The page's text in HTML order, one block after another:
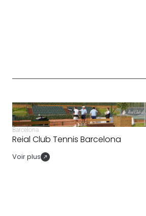
Barcelona
Reial Club Tennis Barcelona
Voir plus